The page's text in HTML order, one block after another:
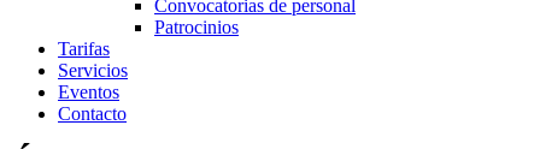
Convocatorias de personal
Patrocinios
Tarifas
Servicios
Eventos
Contacto